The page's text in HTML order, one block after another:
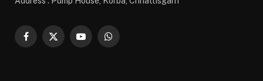
Facebook
X
YouTubeWhatsApp